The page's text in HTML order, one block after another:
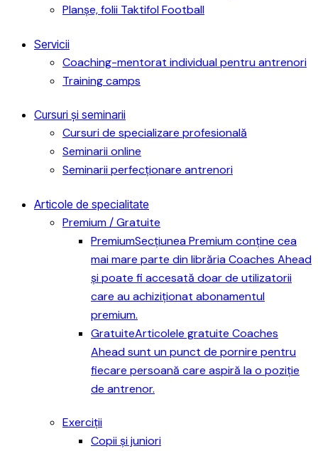
Planșe, folii Taktifol Football
Servicii
Coaching-mentorat individual pentru antrenori
Training camps
Cursuri și seminarii
Cursuri de specializare profesională
Seminarii online
Seminarii perfecționare antrenori
Articole de specialitate
Premium / Gratuite
PremiumSecțiunea Premium conține cea
mai mare parte din librăria Coaches Ahead
și poate fi accesată doar de utilizatorii
care au achiziționat abonamentul
premium.
GratuiteArticolele gratuite Coaches
Ahead sunt un punct de pornire pentru
fiecare persoană care aspiră la o poziție
de antrenor.
Exerciții
Copii și juniori